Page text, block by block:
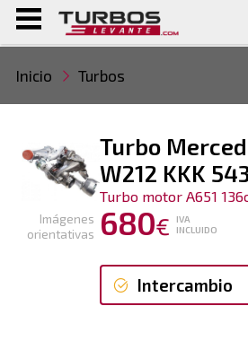
Inicio Turbos
Turbo
W212 KKK
Turbo motor A651
680€
IVA
INCLUIDO
Intercambio
Imágenes
orientativas